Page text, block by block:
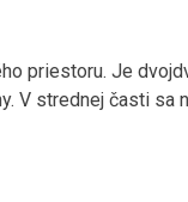
priestoru. Je
V strednej časti sa